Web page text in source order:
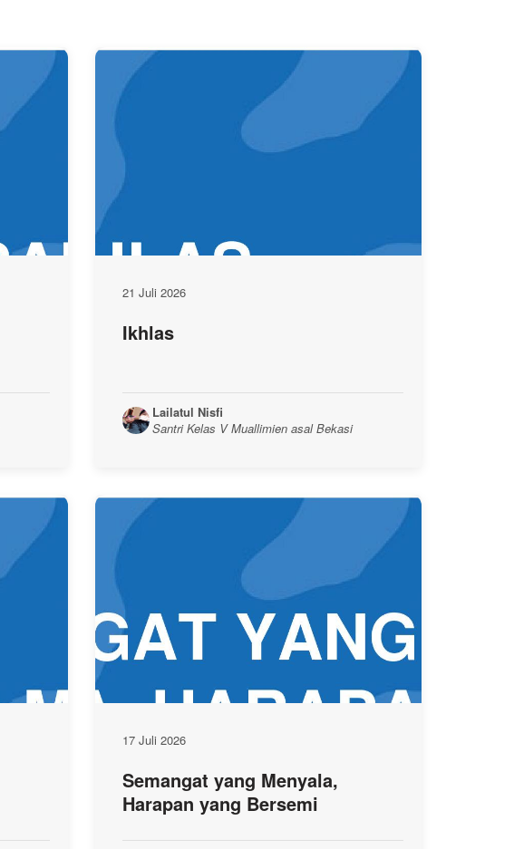
21 Juli 2026
Ikhlas
Lailatul Nisfi
Santri Kelas V Muallimien asal Bekasi
17 Juli 2026
Semangat yang Menyala,
Harapan yang Bersemi